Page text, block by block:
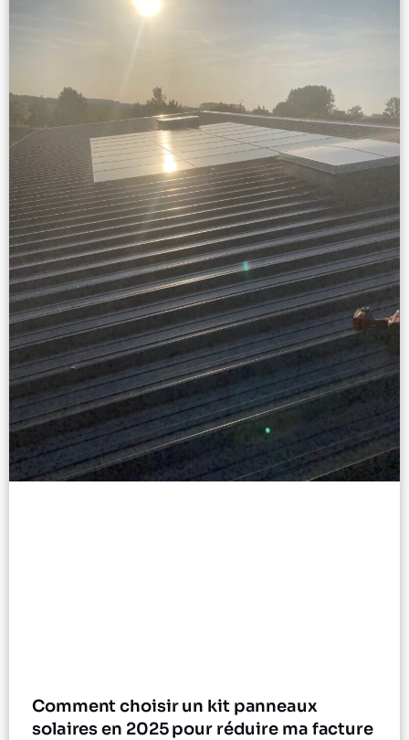
Comment choisir un kit panneaux
solaires en 2025 pour réduire ma facture